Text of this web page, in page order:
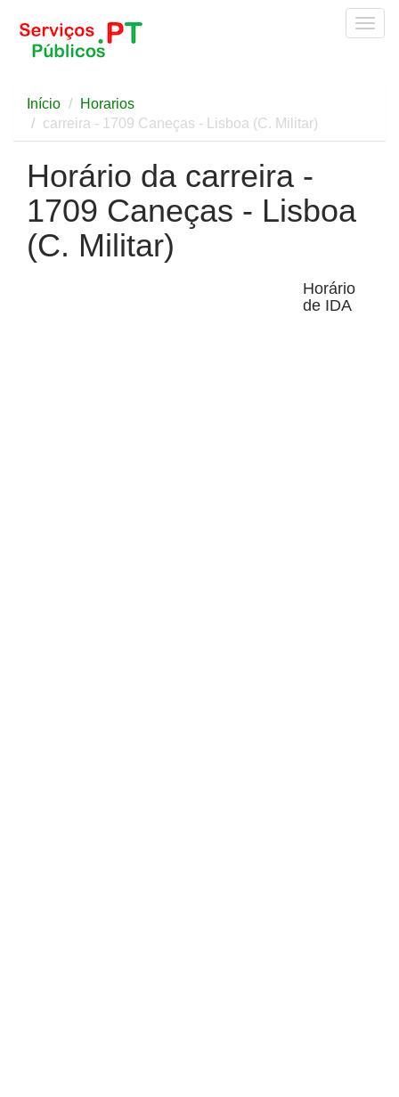
Início
Horarios
carreira - 1709 Caneças - Lisboa (C. Militar)
Horário da carreira -
1709 Caneças - Lisboa
(C. Militar)
Horário
de IDA